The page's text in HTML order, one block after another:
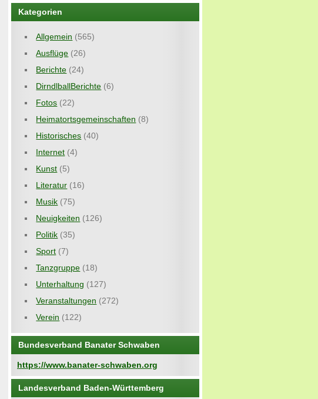
Kategorien
Allgemein (565)
Ausflüge (26)
Berichte (24)
DirndlballBerichte (6)
Fotos (22)
Heimatortsgemeinschaften (8)
Historisches (40)
Internet (4)
Kunst (5)
Literatur (16)
Musik (75)
Neuigkeiten (126)
Politik (35)
Sport (7)
Tanzgruppe (18)
Unterhaltung (127)
Veranstaltungen (272)
Verein (122)
Bundesverband Banater Schwaben
https://www.banater-schwaben.org
Landesverband Baden-Württemberg